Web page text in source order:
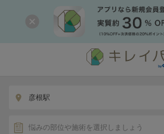
彦根駅
悩みの部位や施術を選択しましょう